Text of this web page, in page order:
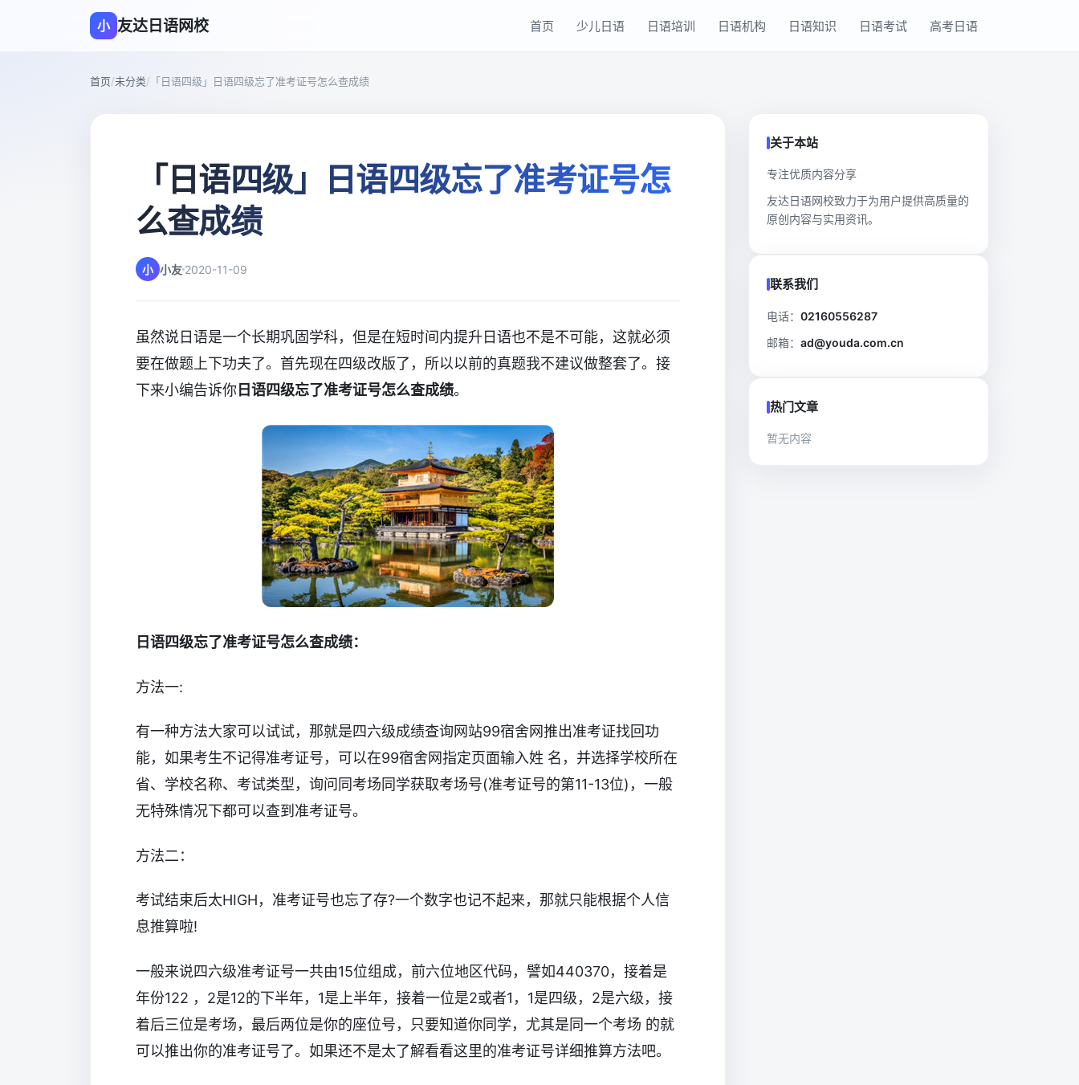
小 友达日语网校 首页 少儿日语 日语培训 日语机构 日语知识 日语考试 高考日语
首页/未分类/ 「日语四级」日语四级忘了准考证号怎么查成绩
「日语四级」日语四级忘了准考证号怎
么查成绩
小 小友 2020-11-09
虽然说日语是一个长期巩固学科，但是在短时间内提升日语也不是不可能，这就必须
要在做题上下功夫了。首先现在四级改版了，所以以前的真题我不建议做整套了。接
下来小编告诉你 日语四级忘了准考证号怎么查成绩。
日语四级忘了准考证号怎么查成绩：
方法一:
有一种方法大家可以试试，那就是四六级成绩查询网站99宿舍网推出准考证找回功
能，如果考生不记得准考证号，可以在99宿舍网指定页面输入姓 名，并选择学校所在
省、学校名称、考试类型，询问同考场同学获取考场号(准考证号的第11-13位)，一般
无特殊情况下都可以查到准考证号。
方法二：
考试结束后太HIGH，准考证号也忘了存?一个数字也记不起来，那就只能根据个人信
息推算啦!
一般来说四六级准考证号一共由15位组成，前六位地区代码，譬如440370，接着是
年份122 ，2是12的下半年，1是上半年，接着一位是2或者1，1是四级，2是六级，接
着后三位是考场，最后两位是你的座位号，只要知道你同学，尤其是同一个考场 的就
可以推出你的准考证号了。如果还不是太了解看看这里的准考证号详细推算方法吧。
关于本站
专注优质内容分享
友达日语网校致力于为用户提供高质量的
原创内容与实用资讯。
联系我们
电话： 02160556287
邮箱： ad@youda.com.cn
热门文章
暂无内容